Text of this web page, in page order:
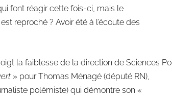
font réagir cette fois-ci, mais le
reproché ? Avoir été à l’écoute des
la faiblesse de la direction de Sciences Po
» pour Thomas Ménagé (député RN),
polémiste) qui démontre son «